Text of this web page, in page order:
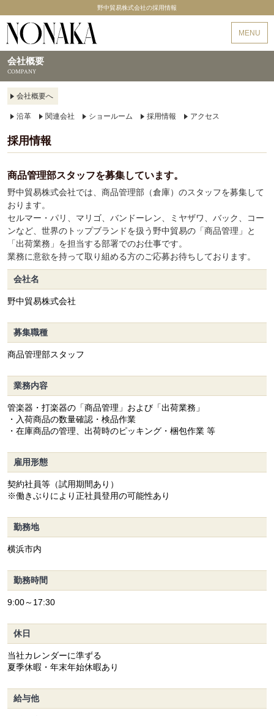
野中貿易株式会社の採用情報
MENU
会社概要
COMPANY
会社概要へ
沿革 関連会社 ショールーム 採用情報 アクセス
採用情報
商品管理部スタッフを募集しています。
野中貿易株式会社では、商品管理部（倉庫）のスタッフを募集して
おります。
セルマー・パリ、マリゴ、バンドーレン、ミヤザワ、バック、コー
ンなど、世界のトップブランドを扱う野中貿易の「商品管理」と
「出荷業務」を担当する部署でのお仕事です。
業務に意欲を持って取り組める方のご応募お待ちしております。
会社名
野中貿易株式会社
募集職種
商品管理部スタッフ
業務内容
管楽器・打楽器の「商品管理」および「出荷業務」
・入荷商品の数量確認・検品作業
・在庫商品の管理、出荷時のピッキング・梱包作業 等
雇用形態
契約社員等（試用期間あり）
※働きぶりにより正社員登用の可能性あり
勤務地
横浜市内
勤務時間
9:00～17:30
休日
当社カレンダーに準ずる
夏季休暇・年末年始休暇あり
給与他